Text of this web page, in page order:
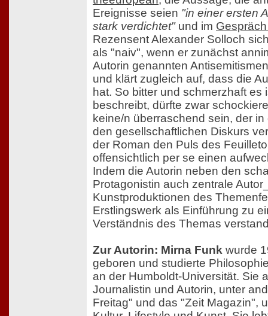
Ereignisse seien "in einer ersten
stark verdichtet"und im
Rezensent Alexander Solloch
als "naiv", wenn er zunächst
Autorin genannten
und klärt zugleich auf, dass die
hat. So bitter und schmerzhaft es
beschreibt, dürfte zwar
keine/n überraschend sein, der
den gesellschaftlichen Diskurs
der Roman den Puls des
offensichtlich per se einen
Indem die Autorin neben den
Protagonistin auch zentrale
Kunstproduktionen des
Erstlingswerk als Einführung zu
Verständnis des Themas
Zur Autorin: Mirna Funk wurde
geboren und studierte
an der Humboldt-Universität. Sie
Journalistin und Autorin, unter
Freitag" und das "Zeit Magazin",